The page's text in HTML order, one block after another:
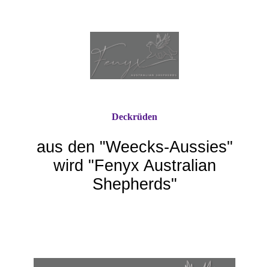
aus den "Weecks-Aussies"
wird "Fenyx Australian
Shepherds"
Deckrüden